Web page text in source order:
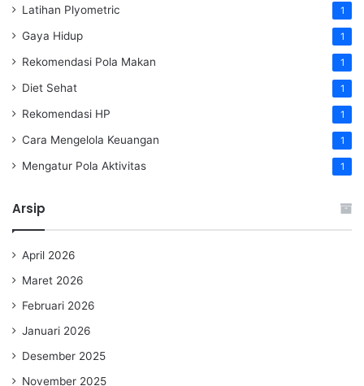
Latihan Plyometric 1
Gaya Hidup 1
Rekomendasi Pola Makan 1
Diet Sehat 1
Rekomendasi HP 1
Cara Mengelola Keuangan 1
Mengatur Pola Aktivitas 1
Arsip
April 2026
Maret 2026
Februari 2026
Januari 2026
Desember 2025
November 2025